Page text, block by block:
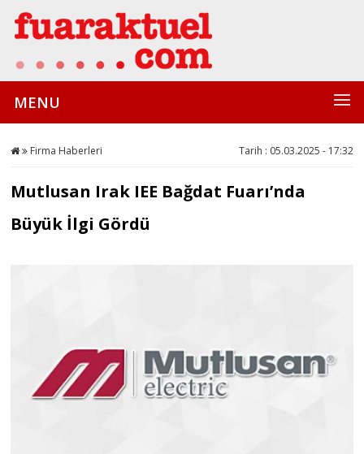
MENU
Firma Haberleri Tarih : 05.03.2025 - 17:32
Mutlusan Irak IEE Bağdat Fuarı’nda
Büyük İlgi Gördü